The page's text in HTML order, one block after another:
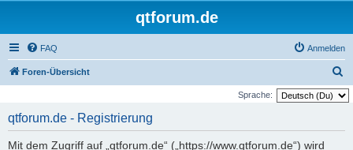
qtforum.de
FAQ Anmelden
Foren-Übersicht
u
Sprache:
qtforum.de - Registrierung
Mit dem Zugriff auf „qtforum.de“ („https://www.qtforum.de“) wird